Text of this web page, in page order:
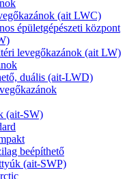
(ait LWC)
épületgépészeti központ
levegőkazánok (ait LW)
duális (ait-LWD)
(ait-SW)
beépíthető
(ait-SWP)